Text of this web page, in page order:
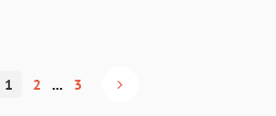
1 2 ... 3